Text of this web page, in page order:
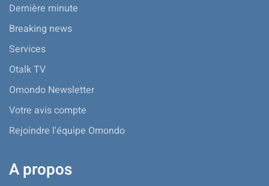
Dernière minute
Breaking news
Services
Otalk TV
Omondo Newsletter
Votre avis compte
Rejoindre l'équipe Omondo
A propos